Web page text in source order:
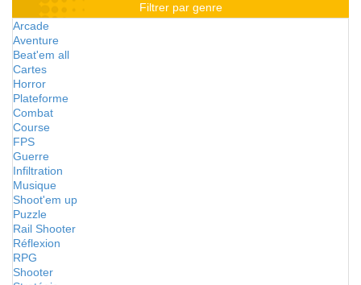
Filtrer par genre
Arcade
Aventure
Beat'em all
Cartes
Horror
Plateforme
Combat
Course
FPS
Guerre
Infiltration
Musique
Shoot'em up
Puzzle
Rail Shooter
Réflexion
RPG
Shooter